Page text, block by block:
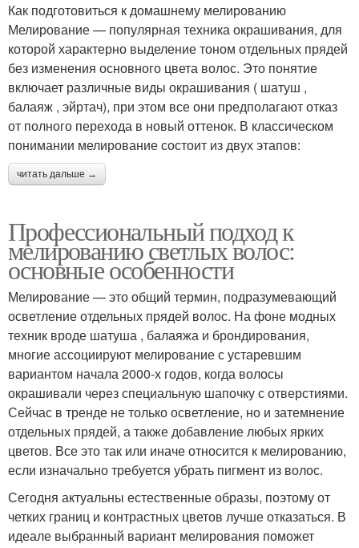
Как подготовиться к домашнему мелированию
Мелирование — популярная техника окрашивания, для
которой характерно выделение тоном отдельных прядей
без изменения основного цвета волос. Это понятие
включает различные виды окрашивания ( шатуш ,
балаяж , эйртач), при этом все они предполагают отказ
от полного перехода в новый оттенок. В классическом
понимании мелирование состоит из двух этапов:
читать дальше →
Профессиональный подход к
мелированию светлых волос:
основные особенности
Мелирование — это общий термин, подразумевающий
осветление отдельных прядей волос. На фоне модных
техник вроде шатуша , балаяжа и брондирования,
многие ассоциируют мелирование с устаревшим
вариантом начала 2000-х годов, когда волосы
окрашивали через специальную шапочку с отверстиями.
Сейчас в тренде не только осветление, но и затемнение
отдельных прядей, а также добавление любых ярких
цветов. Все это так или иначе относится к мелированию,
если изначально требуется убрать пигмент из волос.
Сегодня актуальны естественные образы, поэтому от
четких границ и контрастных цветов лучше отказаться. В
идеале выбранный вариант мелирования поможет